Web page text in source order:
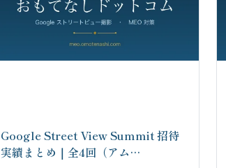
Google Street View Summit 招待
実績まとめ｜全4回（アム…